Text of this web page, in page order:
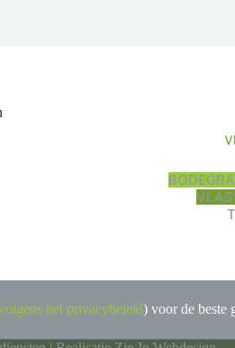
het privacybeleid) voor de beste